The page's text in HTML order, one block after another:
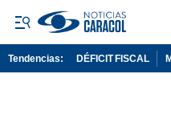
Tendencias: DÉFICIT FISCAL